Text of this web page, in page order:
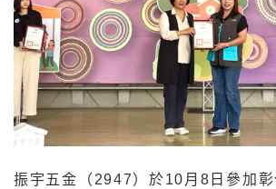
振宇五金（2947）於10月8日參加